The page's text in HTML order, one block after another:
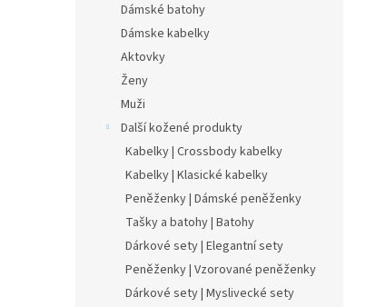
Dámské batohy
Dámske kabelky
Aktovky
Ženy
Muži
Další kožené produkty
Kabelky | Crossbody kabelky
Kabelky | Klasické kabelky
Peněženky | Dámské peněženky
Tašky a batohy | Batohy
Dárkové sety | Elegantní sety
Peněženky | Vzorované peněženky
Dárkové sety | Myslivecké sety